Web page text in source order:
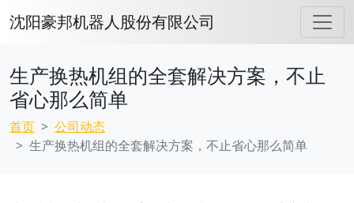
沈阳豪邦机器人股份有限公司
生产换热机组的全套解决方案，不止
省心那么简单
首页
公司动态
生产换热机组的全套解决方案，不止省心那么简单